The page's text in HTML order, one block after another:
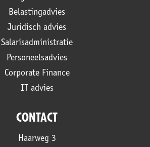
Belastingadvies
Juridisch advies
Salarisadministratie
Personeelsadvies
Corporate Finance
IT advies
CONTACT
Haarweg 3